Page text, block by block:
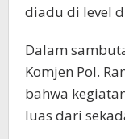
diadu di level
Dalam
Komjen Pol.
bahwa
luas dari